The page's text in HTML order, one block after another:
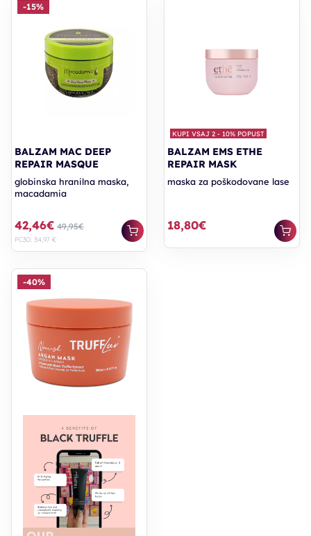
-15%
BALZAM MAC DEEP
REPAIR MASQUE
globinska hranilna maska,
macadamia
42,46€ 49,95€
PC30: 34,97 €
KUPI VSAJ 2 - 10% POPUST
BALZAM EMS ETHE
REPAIR MASK
maska za poškodovane lase
18,80€
-40%